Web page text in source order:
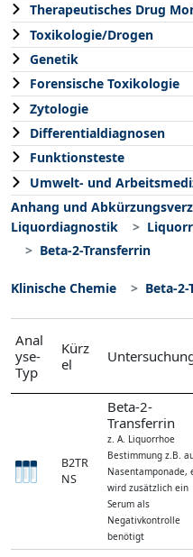
Therapeutisches Drug
Toxikologie/Drogen
Genetik
Forensische Toxikologie
Zytologie
Differentialdiagnosen
Funktionsteste
Umwelt- und
Anhang und
Liquordiagnostik
Beta-2-Transferrin
Klinische Chemie Beta-
Anal
yse-
Typ
Kürz
el
B2TR
NS
Beta-2-
Transferrin
z. A. Liquorrhoe
Bestimmung z.B.
Nasentamponade,
wird zusätzlich ein
Serum als
Negativkontrolle
benötigt